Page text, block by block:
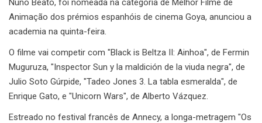
Nuno Beato, foi nomeada na categoria de Melhor Filme de
Animação dos prémios espanhóis de cinema Goya, anunciou a
academia na quinta-feira.
O filme vai competir com "Black is Beltza II: Ainhoa", de Fermin
Muguruza, "Inspector Sun y la maldición de la viuda negra", de
Julio Soto Gúrpide, "Tadeo Jones 3. La tabla esmeralda", de
Enrique Gato, e "Unicorn Wars", de Alberto Vázquez.
Estreado no festival francês de Annecy, a longa-metragem "Os